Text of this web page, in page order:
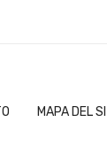
MAPA DEL